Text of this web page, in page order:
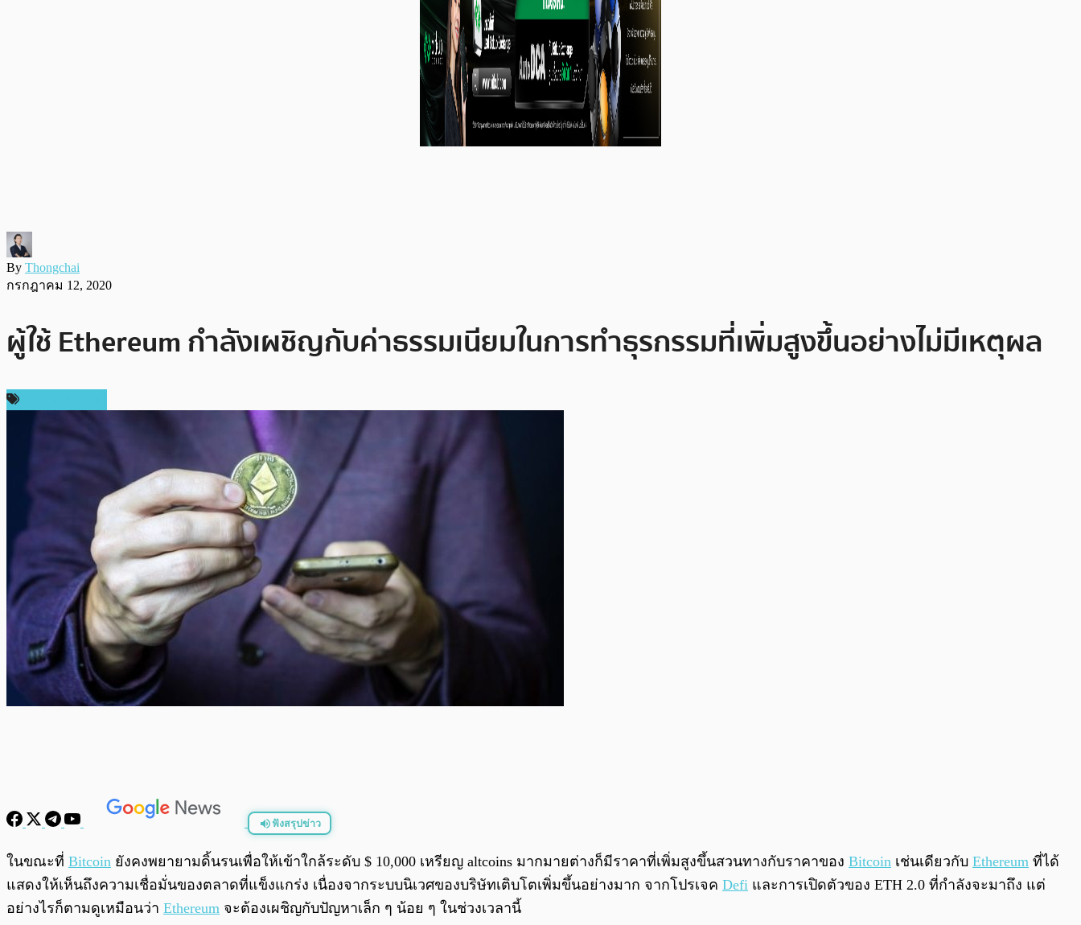
By Thongchai
กรกฎาคม 12, 2020
ผู้ใช้ Ethereum กำลังเผชิญกับค่าธรรมเนียมในการทำธุรกรรมที่เพิ่มสูงขึ้นอย่างไม่มีเหตุผล
ฟังสรุปข่าว
พร้อมเล่น 0:00 /
ในขณะที่ Bitcoin ยังคงพยายามดิ้นรนเพื่อให้เข้าใกล้ระดับ $ 10,000 เหรียญ altcoins มากมายต่างก็มีราคาที่เพิ่มสูงขึ้นสวนทางกับราคาของ Bitcoin เช่นเดียวกับ Ethereum ที่ได้
แสดงให้เห็นถึงความเชื่อมั่นของตลาดที่แข็งแกร่ง เนื่องจากระบบนิเวศของบริษัทเติบโตเพิ่มขึ้นอย่างมาก จากโปรเจค Defi และการเปิดตัวของ ETH 2.0 ที่กำลังจะมาถึง แต่
อย่างไรก็ตามดูเหมือนว่า Ethereum จะต้องเผชิญกับปัญหาเล็ก ๆ น้อย ๆ ในช่วงเวลานี้